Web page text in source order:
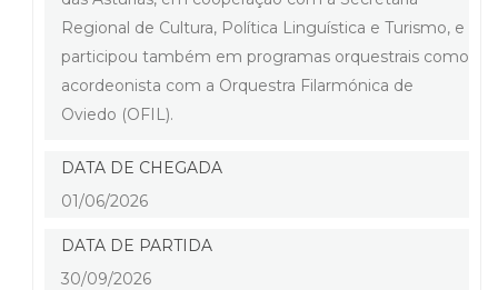
Regional de Cultura, Política Linguística e Turismo, e
participou também em programas orquestrais como
acordeonista com a Orquestra Filarmónica de
Oviedo (OFIL).
DATA DE CHEGADA
01/06/2026
DATA DE PARTIDA
30/09/2026